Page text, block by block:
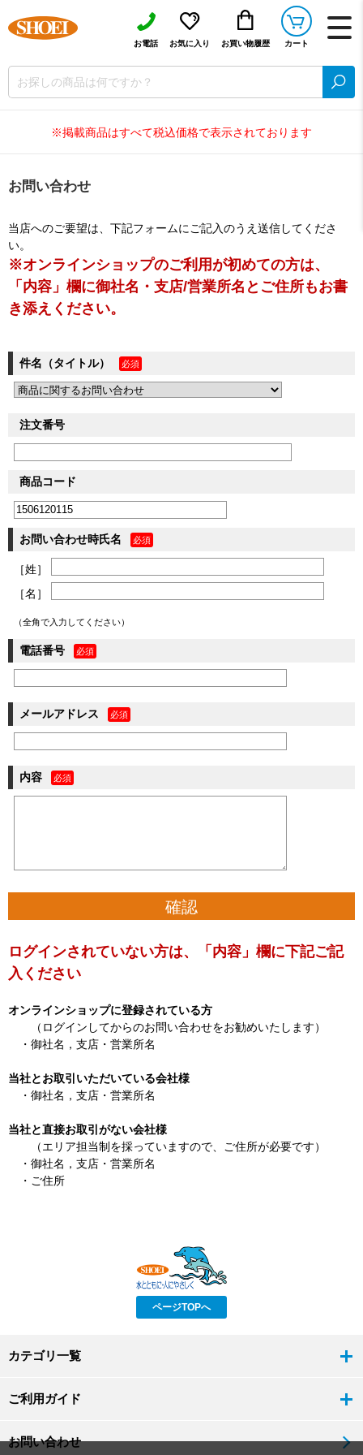
お電話 お気に入り お買い物履歴 カート
※掲載商品はすべて税込価格で表示されております
お問い合わせ
当店へのご要望は、下記フォームにご記入のうえ送信してくださ
い。
※オンラインショップのご利用が初めての方は、
「内容」欄に御社名・支店/営業所名とご住所もお書
き添えください。
件名（タイトル）
注文番号
商品コード
お問い合わせ時氏名
［姓］
［名］
（全角で入力してください）
電話番号
メールアドレス
内容
ログインされていない方は、「内容」欄に下記ご記
入ください
オンラインショップに登録されている方
（ログインしてからのお問い合わせをお勧めいたします）
・御社名，支店・営業所名
当社とお取引いただいている会社様
・御社名，支店・営業所名
当社と直接お取引がない会社様
（エリア担当制を採っていますので、ご住所が必要です）
・御社名，支店・営業所名
・ご住所
ページTOPへ
カテゴリ一覧
ご利用ガイド
お問い合わせ